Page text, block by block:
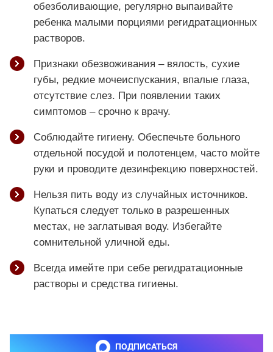
обезболивающие, регулярно выпаивайте
ребенка малыми порциями регидратационных
растворов.
Признаки обезвоживания – вялость, сухие
губы, редкие мочеиспускания, впалые глаза,
отсутствие слез. При появлении таких
симптомов – срочно к врачу.
Соблюдайте гигиену. Обеспечьте больного
отдельной посудой и полотенцем, часто мойте
руки и проводите дезинфекцию поверхностей.
Нельзя пить воду из случайных источников.
Купаться следует только в разрешенных
местах, не заглатывая воду. Избегайте
сомнительной уличной еды.
Всегда имейте при себе регидратационные
растворы и средства гигиены.
ПОДПИСАТЬСЯ